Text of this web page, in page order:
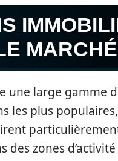
MARCHÉ
large gamme
les plus
zones